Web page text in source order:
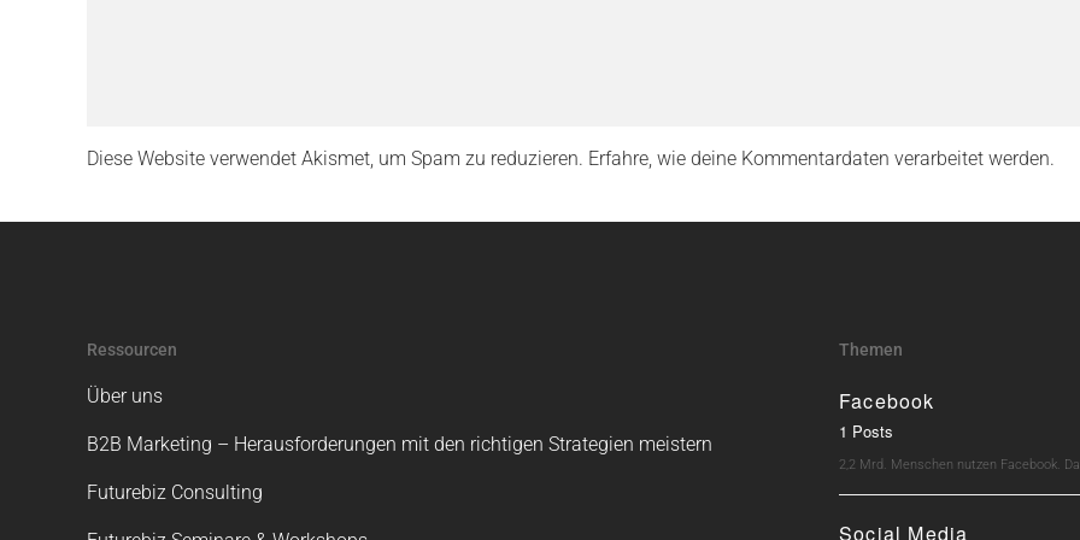
Diese Website verwendet Akismet, um Spam zu reduzieren. Erfahre, wie deine Kommentardaten verarbeitet werden.
Ressourcen
Über uns
B2B Marketing – Herausforderungen mit den richtigen Strategien meistern
Futurebiz Consulting
Themen
Facebook
1 Posts
2,2 Mrd. Menschen nutzen Facebook.
Social Media